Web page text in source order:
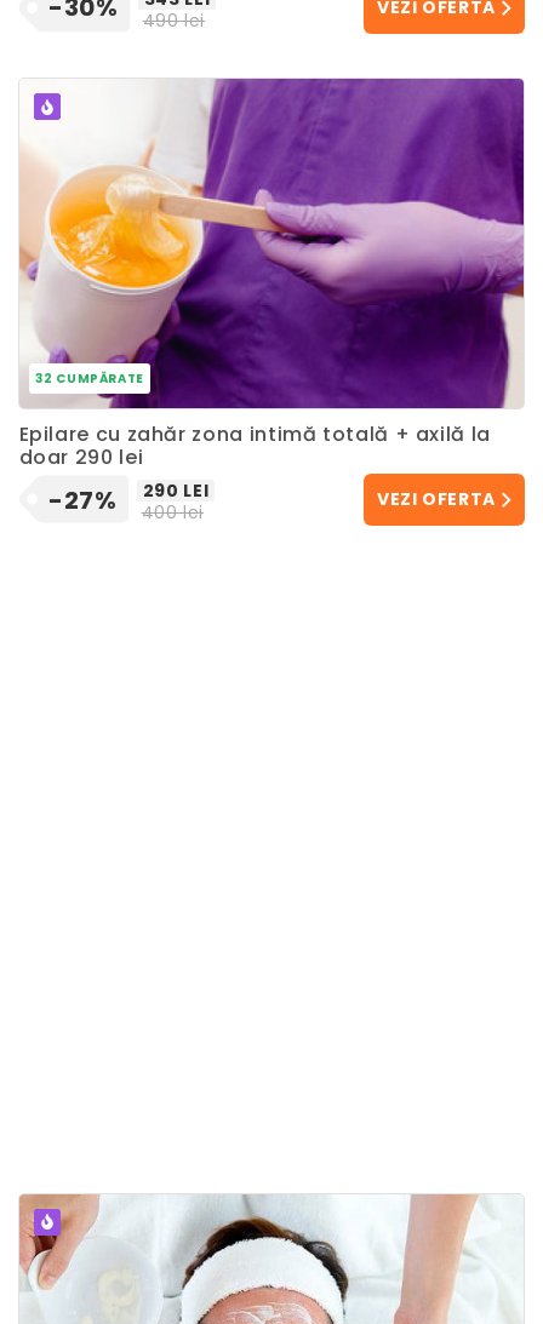
-30%
490 lei
VEZI OFERTA
32 CUMPĂRATE
Epilare cu zahăr zona intimă totală + axilă la
doar 290 lei
-27%
290 LEI
400 lei
VEZI OFERTA
POPULAR